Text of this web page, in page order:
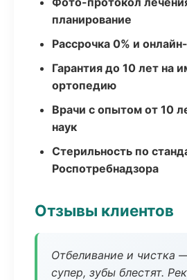
планирование
Рассрочка 0% и
Гарантия до 10 лет на
ортопедию
Врачи с опытом от 10
наук
Стерильность по
Роспотребнадзора
Отзывы клиентов
Отбеливание и чистка
супер, зубы блестят.